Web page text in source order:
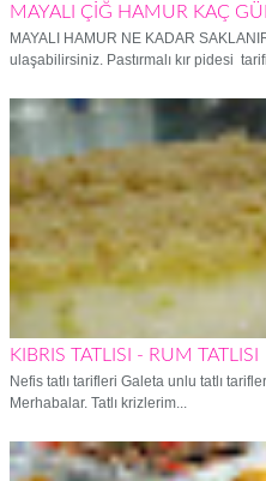
MAYALI ÇİĞ HAMUR KAÇ
MAYALI HAMUR NE KADAR
ulaşabilirsiniz. Pastırmalı kır pidesi
KIBRIS TATLISI - RUM TATLISI
Nefis tatlı tarifleri Galeta unlu tatlı
Merhabalar. Tatlı krizlerim...